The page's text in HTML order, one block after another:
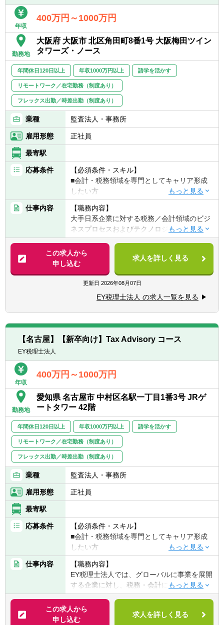
年収
400万円～1000万円
勤務地
大阪府 大阪市 北区角田町8番1号 大阪梅田ツイン
タワーズ・ノース
年間休日120日以上 年収1000万円以上 語学を活かす
リモートワーク／在宅勤務（制度あり）
フレックス出勤／時差出勤（制度あり）
業種 監査法人・事務所
雇用形態 正社員
最寄駅
応募条件
【必須条件・スキル】
■会計・税務領域を専門としてキャリア形成
したい方
■ITスキルに興味・関心がある方
【歓迎条件・スキル】
■公認会計士試験の受験経験がある方
■会計事務所・税理士法人等でのインターン
経験がある方
■英語でのコミュニケーションに自信がある
方
■会計資格をお持ちの方（税理士、会計士、
USCPA、簿記など）
税務・会計の専門性とテクノロジーを掛け合
わせ、税務業務や組織の在り方そのものを進
業務プロセスやデータ、システムまで含めて
全体を捉え、「兆しをとらえ、未来をひら
く」変革を実現したい方に適したコースで
す。
新しいテクノロジーや業務改革に関心を持
ち、学び続けながら価値創出に挑戦できるこ
とが重要です。
税務・IT・ビジネスなど異なる専門性を持つ
メンバーとチーミングし、チームとして成果
を生み出せる方を歓迎します。
■税務・会計に関心を持ち、テクノロジーを
活用した業務変革に挑戦したい方
■業務プロセスやデータの流れを俯瞰し、課
■AI、RPA、BIなどの新しい技術に興味を持
ち、学び続けられる方
■専門の異なるメンバーと協働し、橋渡し役
として価値を発揮できる方
■現状にとどまらず、より良い税務の未来を
自ら考え、形にしていきたい方
仕事内容
【職務内容】
大手日系企業に対する税務／会計領域のビジ
ネスプロセスおよびテクノロジーコンサルテ
ィング
【具体的には】
■税務部門の戦略策定・グローバル税務ガバ
ナンス構築支援
■税務プロセス変革およびテクノロジー導入
（プロジェクト構想策定・PMOを含む）
■EPMソリューション（Tagetik等）導入支援
■Microsoftソリューション
（SharePoint/Power Platform等）導入支援
■税務ソリューションパッケージ
支援
■データ分析技術（機械学習・生成AI・ETLツ
ール・BIツール等）及びチャットボットの税
務プロセスへの導入・運用支援
この求人から
申し込む
求人を詳しく見る
更新日 2026年08月07日
EY税理士法人 の求人一覧を見る
【名古屋】【新卒向け】Tax Advisory コース
EY税理士法人
年収
400万円～1000万円
勤務地
愛知県 名古屋市 中村区名駅一丁目1番3号 JRゲ
ートタワー 42階
年間休日120日以上 年収1000万円以上 語学を活かす
リモートワーク／在宅勤務（制度あり）
フレックス出勤／時差出勤（制度あり）
業種 監査法人・事務所
雇用形態 正社員
最寄駅
応募条件
【必須条件・スキル】
■会計・税務領域を専門としてキャリア形成
したい方
【歓迎条件・スキル】
■英語でのコミュニケーションに自信がある
方
■税理士試験、公認会計士試験、USCPAなど
の学習経験がある方
■複雑な情報を整理し、論点を構造化して説
仕事内容
【職務内容】
EY税理士法人では、グローバルに事業を展開
する企業に対し、税務・会計に関する課題を
総合的な視点から支援しています。
【具体的には】
この求人から
申し込む
求人を詳しく見る